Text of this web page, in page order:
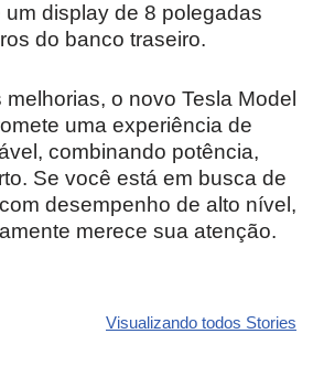
display de 8 polegadas
do banco traseiro.
o novo Tesla Model
uma experiência de
combinando potência,
Se você está em busca de
desempenho de alto nível,
merece sua atenção.
Visualizando todos Stories
Dodge pode ter
que